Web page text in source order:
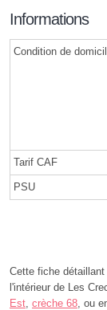
Informations
Condition de
Tarif CAF
PSU
Cette fiche détaillant
l'intérieur de Les
Est, crèche 68, ou